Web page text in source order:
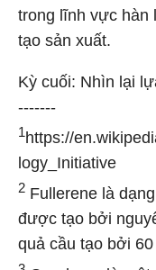
trong lĩnh vực hàn
tạo sản xuất.
Kỳ cuối: Nhìn lại
-------
1https://
logy_Initiative
2 Fullerene là
được tạo bởi
quả cầu tạo bởi